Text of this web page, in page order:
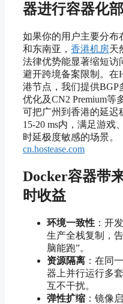
器进行容器化
如果你的用户主要分布
和东南亚， 香港机房天
法律优势能显著缩短访
避开跨境备案限制。在
港节点，我们提供BGP
优化及CN2 Premium等
可把广州到香港的延迟
15-20 ms内，满足游戏
时延极度敏感的场景。
cn.hostease.com
Docker容器带
时收益
环境一致性 ：开
生产全栈复制，
脑能跑”。
资源隔离 ：在同
器上并行运行多
互不干扰。
弹性扩缩 ：镜像